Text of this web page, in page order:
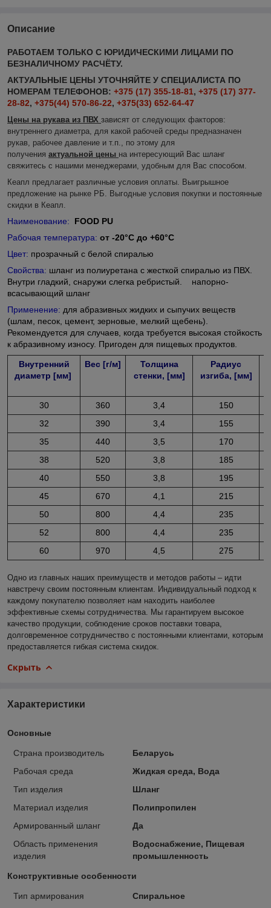
Описание
РАБОТАЕМ ТОЛЬКО С ЮРИДИЧЕСКИМИ ЛИЦАМИ ПО
БЕЗНАЛИЧНОМУ РАСЧЁТУ.
АКТУАЛЬНЫЕ ЦЕНЫ УТОЧНЯЙТЕ У СПЕЦИАЛИСТА ПО
НОМЕРАМ ТЕЛЕФОНОВ: +375 (17) 355-18-81, +375 (17) 377-
28-82, +375(44) 570-86-22, +375(33) 652-64-47
Цены на рукава из ПВХ зависят от следующих факторов:
внутреннего диаметра, для какой рабочей среды предназначен
рукав, рабочее давление и т.п., по этому для
получения актуальной цены на интересующий Вас шланг
свяжитесь с нашими менеджерами, удобным для Вас способом.
Кеапл предлагает различные условия оплаты. Выигрышнoe
предложение на рынке РБ. Выгодные условия покупки и постоянные
скидки в Кеапл.
Наименование:
FOOD PU
Рабочая температура: от -20°C до +60°C
Цвет: прозрачный с белой спиралью
Свойства: шланг из полиуретана с жесткой спиралью из ПВХ.
Внутри гладкий, снаружи слегка ребристый. напорно-
всасывающий шланг
Применение: для абразивных жидких и сыпучих веществ
(шлам, песок, цемент, зерновые, мелкий щебень).
Рекомендуется для случаев, когда требуется высокая стойкость
к абразивному износу. Пригоден для пищевых продуктов.
Внутренний
диaметр [мм]
Вес [г/м]
Толщина
стенки, [мм]
Рaдиус
изгибa, [мм]
30 360 3,4
150
32
390 3,4
155
35
440 3,5
170
38
520 3,8
185
40
550 3,8
195
45
670 4,1
215
50
800 4,4
235
52
800 4,4
235
60
970 4,5 275
Одно из главных наших преимуществ и методов работы – идти
навстречу своим постоянным клиентам. Индивидуальный подход к
каждому покупателю позволяет нам находить наиболее
эффективные схемы сотрудничества. Мы гарантируем высокое
качество продукции, соблюдение сроков поставки товара,
долговременное сотрудничество с постоянными клиентами, которым
предоставляется гибкая система скидок.
Скрыть
Характеристики
Основные
Страна производитель
Беларусь
Рабочая среда
Жидкая среда, Вода
Тип изделия
Шланг
Материал изделия
Полипропилен
Армированный шланг
Да
Область применения
изделия
Водоснабжение, Пищевая
промышленность
Конструктивные особенности
Тип армирования Спиральное